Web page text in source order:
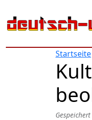
Startseite